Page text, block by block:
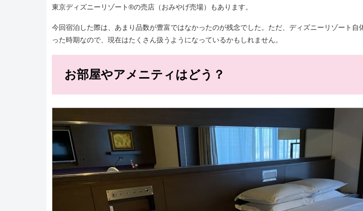
東京ディズニーリゾート®の売店（おみやげ売場）もあります。
今回宿泊した際は、あまり品数が豊富ではなかったのが残念でした。ただ、ディズニーリゾート自
った時期なので、現在はたくさん扱うようになっているかもしれません。
お部屋やアメニティはどう？